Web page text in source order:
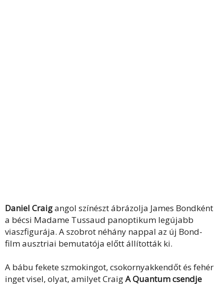
Daniel Craigangol színészt ábrázolja James Bondként
a bécsi Madame Tussaud panoptikum legújabb
viaszfigurája. A szobrot néhány nappal az új Bond-
film ausztriai bemutatója előtt állították ki.
A bábu fekete szmokingot, csokornyakkendőt és fehér
inget visel, olyat, amilyet CraigA Quantum csendje